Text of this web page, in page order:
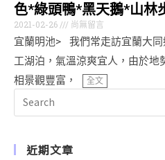
色*綠頭鴨*黑天鵝*山林
2021-02-26 尚無留言
宜蘭明池> 我們常走訪宜蘭大
工湖泊，氣溫涼爽宜人，由於地
相景觀豐富，
全文
近期文章